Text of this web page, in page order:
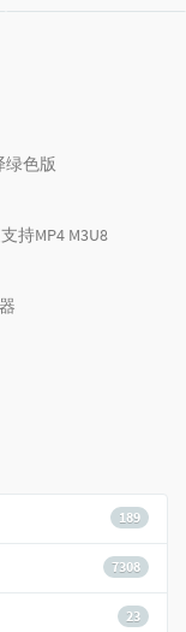
文
绿色版
持MP4 M3U8
189
7308
23